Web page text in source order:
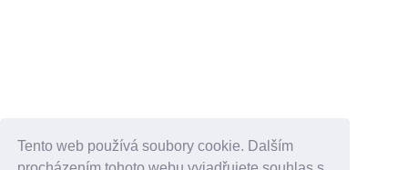
Tento web používá soubory cookie. Dalším